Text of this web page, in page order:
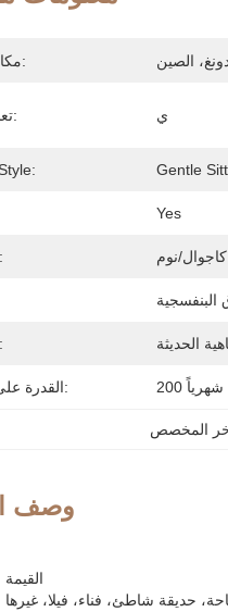
مكان المنشأ: الصين
تعبئة البريد: ي
Gentle
Yes
استخدام: كاجوال/نوم
البنفسجية
الأسلوب: الحديثة
القدرة على العرض: شهرياً
المخصص
وصف
القيمة
حديقة شاطئ، فناء، فيلا، غيرها